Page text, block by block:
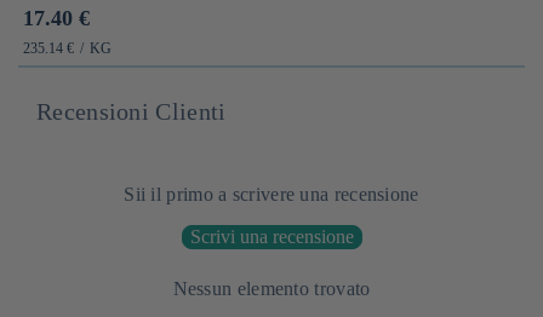
Prix
habituel
17.40 €
PRIX
UNITAIRE
235.14 € / PAR
KG
Recensioni Clienti
Sii il primo a scrivere una recensione
Scrivi una recensione
Nessun elemento trovato